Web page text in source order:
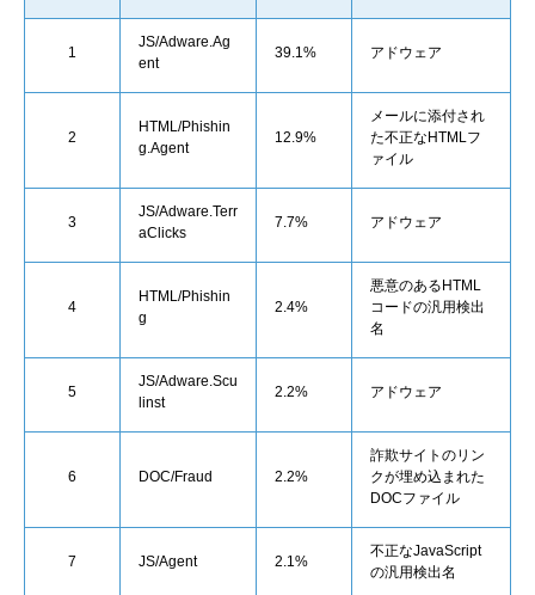
1
JS/Adware.Ag
ent
39.1% アドウェア
2
HTML/Phishin
g.Agent
12.9%
メールに添付され
た不正なHTMLフ
ァイル
3
JS/Adware.Terr
aClicks
7.7% アドウェア
4
HTML/Phishin
g
2.4%
悪意のあるHTML
コードの汎用検出
名
5
JS/Adware.Scu
linst
2.2% アドウェア
6 DOC/Fraud 2.2%
詐欺サイトのリン
クが埋め込まれた
DOCファイル
7 JS/Agent 2.1%
不正なJavaScript
の汎用検出名